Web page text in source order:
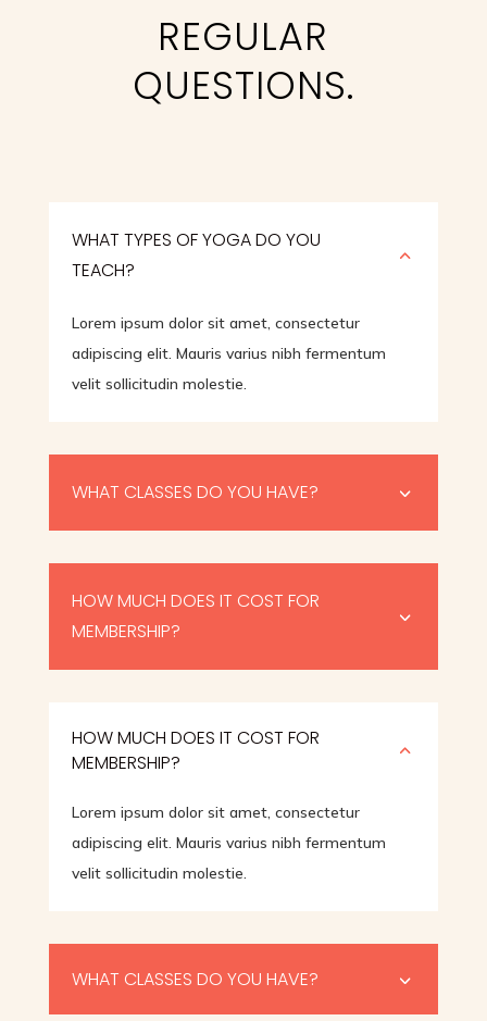
REGULAR
QUESTIONS.
2
WHAT TYPES OF YOGA DO YOU
TEACH?
Lorem ipsum dolor sit amet, consectetur
adipiscing elit. Mauris varius nibh fermentum
velit sollicitudin molestie.
3
WHAT CLASSES DO YOU HAVE?
3
HOW MUCH DOES IT COST FOR
MEMBERSHIP?
2
HOW MUCH DOES IT COST FOR
MEMBERSHIP?
Lorem ipsum dolor sit amet, consectetur
adipiscing elit. Mauris varius nibh fermentum
velit sollicitudin molestie.
3
WHAT CLASSES DO YOU HAVE?